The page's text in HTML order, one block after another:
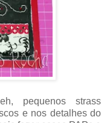
pequenos strass
e nos detalhes do